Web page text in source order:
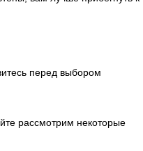
перед выбором
рассмотрим некоторые